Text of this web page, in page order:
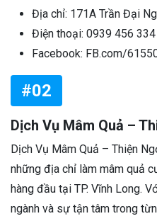
Địa chỉ: 171A Trần Đại
Điện thoại: 0939 456
Facebook: FB.com/
#02
Dịch Vụ Mâm Quả –
Dịch Vụ Mâm Quả – Thiện
những địa chỉ làm mâm quả
hàng đầu tại TP. Vĩnh Long.
ngành và sự tận tâm trong